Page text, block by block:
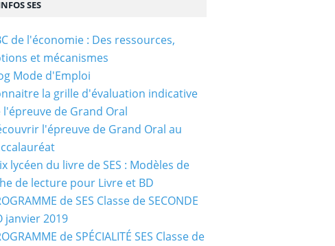
SES
de l'économie : Des ressources,
et mécanismes
Mode d'Emploi
la grille d'évaluation indicative
l'épreuve de Grand Oral
l'épreuve de Grand Oral au
lycéen du livre de SES : Modèles de
de lecture pour Livre et BD
de SES Classe de SECONDE
janvier 2019
de SPÉCIALITÉ SES Classe de